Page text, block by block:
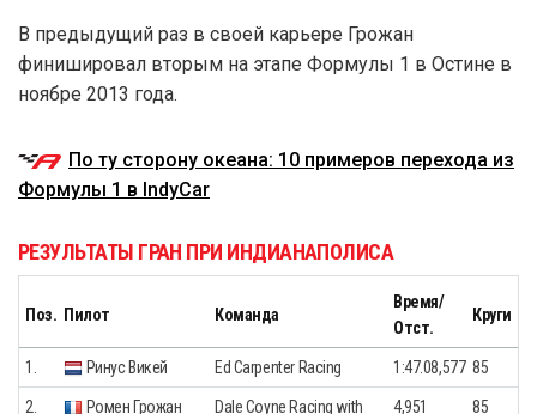
В предыдущий раз в своей карьере Грожан
финишировал вторым на этапе Формулы 1 в Остине в
ноябре 2013 года.
По ту сторону океана: 10 примеров перехода из
Формулы 1 в IndyCar
РЕЗУЛЬТАТЫ ГРАН ПРИ ИНДИАНАПОЛИСА
Поз. Пилот Команда
Время/
Отст.
Круги
1. Ринус Викей Ed Carpenter Racing 1:47.08,577 85
2. Ромен Грожан
Dale Coyne Racing with
4,951 85